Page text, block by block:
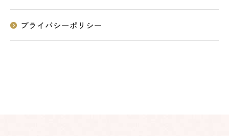
プライバシーポリシー